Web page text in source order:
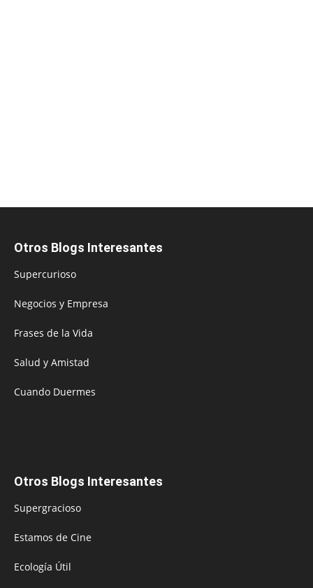
Otros Blogs Interesantes
Supercurioso
Negocios y Empresa
Frases de la Vida
Salud y Amistad
Cuando Duermes
Otros Blogs Interesantes
Supergracioso
Estamos de Cine
Ecología Útil